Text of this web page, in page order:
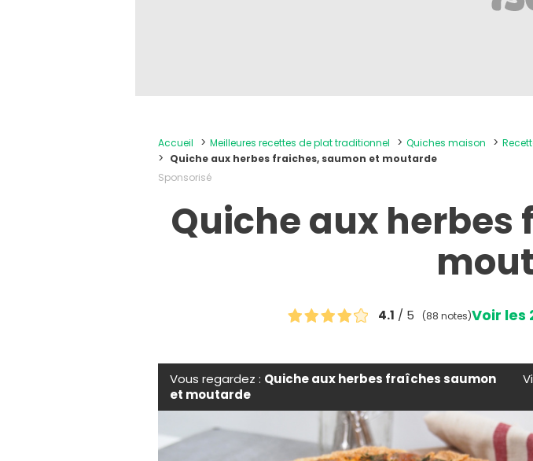
Accueil Meilleures recettes de plat traditionnel Quiches maison
Quiche aux herbes fraiches, saumon et moutarde
Sponsorisé
Quiche aux
4.1 / 5 (88 notes)Voir les
Vous regardez : Quiche aux herbes fraîches saumon
et moutarde